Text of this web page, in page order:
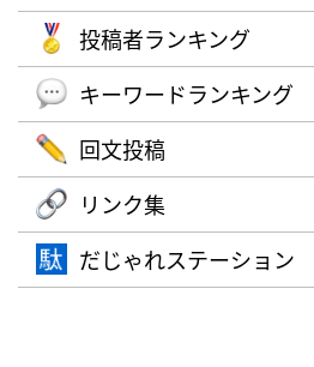
投稿者ランキング
キーワードランキング
回文投稿
リンク集
だじゃれステーション